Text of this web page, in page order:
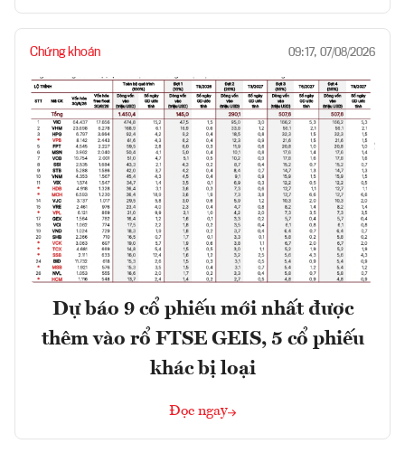
Chứng khoán 09:17, 07/08/2026
Dự báo 9 cổ phiếu mới nhất được
thêm vào rổ FTSE GEIS, 5 cổ phiếu
khác bị loại
Đọc ngay